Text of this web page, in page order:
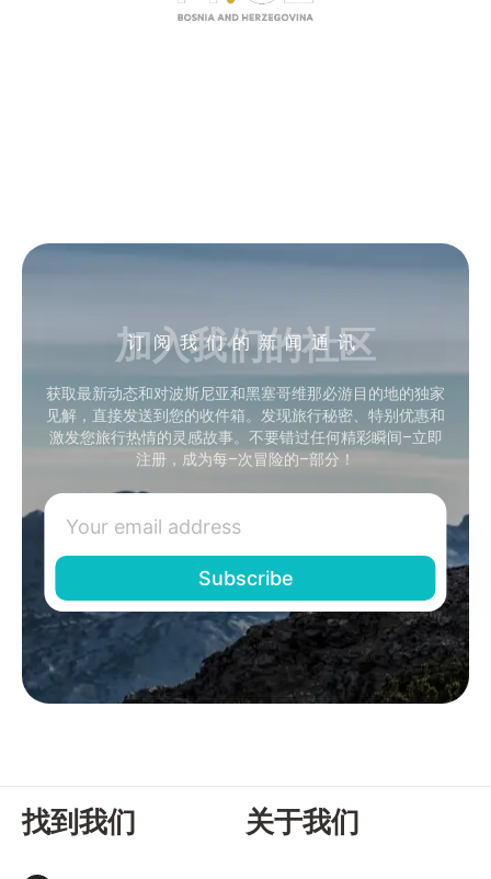
订阅我们的新闻通讯
加入我们的社区
获取最新动态和对波斯尼亚和黑塞哥维那必游目的地的独家
见解，直接发送到您的收件箱。发现旅行秘密、特别优惠和
激发您旅行热情的灵感故事。不要错过任何精彩瞬间–立即
注册，成为每–次冒险的–部分！
找到我们 关于我们